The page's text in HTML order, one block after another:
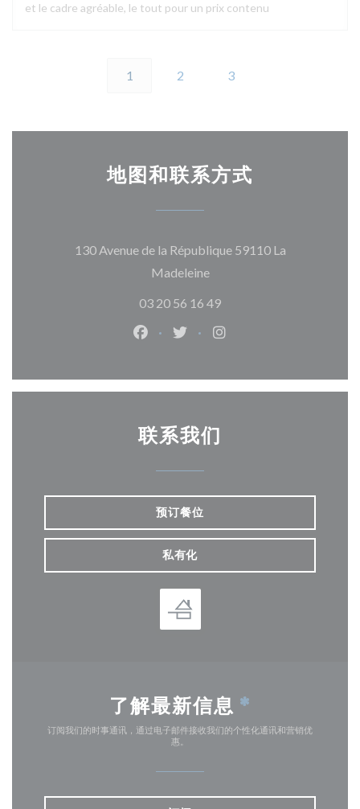
et le cadre agréable, le tout pour un prix contenu
1 2 3
地图和联系方式
130 Avenue de la République 59110 La
Madeleine((在新窗口中打开))
03 20 56 16 49
Facebook ((在新窗口中打开))
Twitter ((在新窗口中打开))
Instagram ((在新窗口
联系我们
预订餐位
私有化
了解最新信息 *
订阅我们的时事通讯，通过电子邮件接收我们的个性化通讯和营销优
惠。